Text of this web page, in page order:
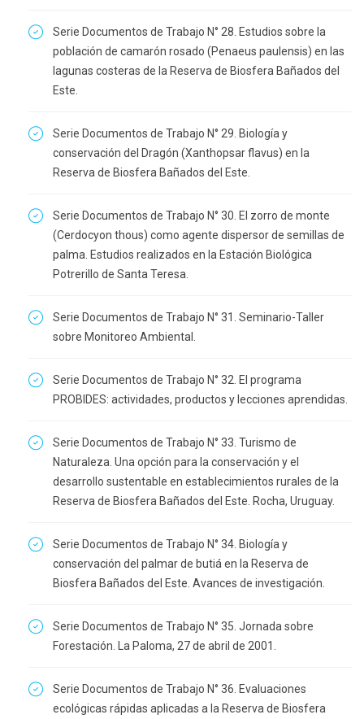
Serie Documentos de Trabajo N° 28. Estudios sobre la
población de camarón rosado (Penaeus paulensis) en las
lagunas costeras de la Reserva de Biosfera Bañados del
Este.
Serie Documentos de Trabajo N° 29. Biología y
conservación del Dragón (Xanthopsar flavus) en la
Reserva de Biosfera Bañados del Este.
Serie Documentos de Trabajo N° 30. El zorro de monte
(Cerdocyon thous) como agente dispersor de semillas de
palma. Estudios realizados en la Estación Biológica
Potrerillo de Santa Teresa.
Serie Documentos de Trabajo N° 31. Seminario-Taller
sobre Monitoreo Ambiental.
Serie Documentos de Trabajo N° 32. El programa
PROBIDES: actividades, productos y lecciones aprendidas.
Serie Documentos de Trabajo N° 33. Turismo de
Naturaleza. Una opción para la conservación y el
desarrollo sustentable en establecimientos rurales de la
Reserva de Biosfera Bañados del Este. Rocha, Uruguay.
Serie Documentos de Trabajo N° 34. Biología y
conservación del palmar de butiá en la Reserva de
Biosfera Bañados del Este. Avances de investigación.
Serie Documentos de Trabajo N° 35. Jornada sobre
Forestación. La Paloma, 27 de abril de 2001.
Serie Documentos de Trabajo N° 36. Evaluaciones
ecológicas rápidas aplicadas a la Reserva de Biosfera